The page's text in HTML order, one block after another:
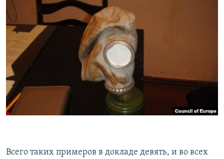
Всего таких примеров в докладе девять, и во всех